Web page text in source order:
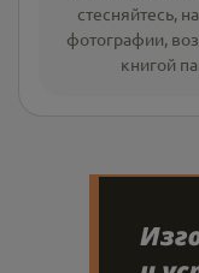
стесняйтесь,
фотографии,
книгой